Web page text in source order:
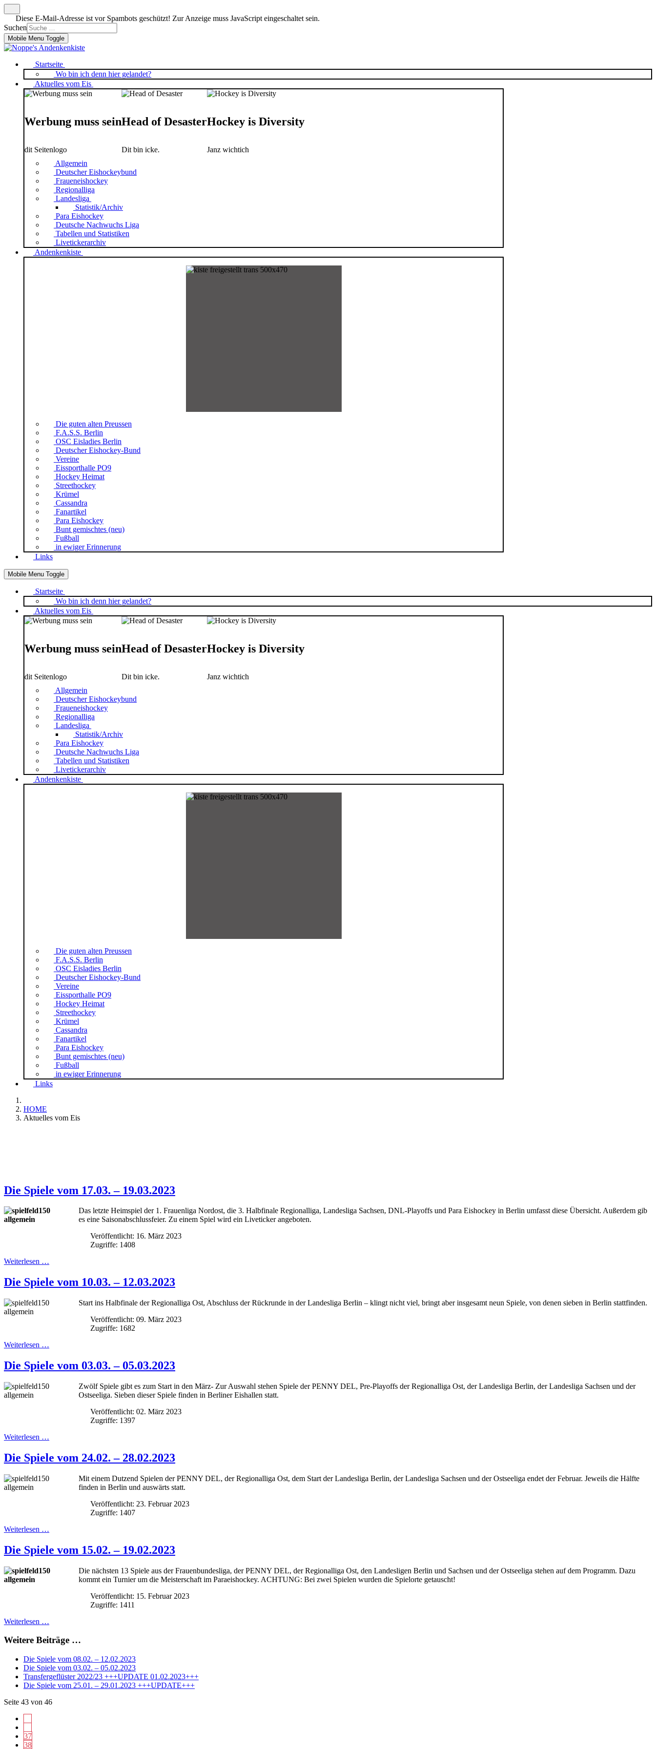
Diese E-Mail-Adresse ist vor Spambots geschützt! Zur Anzeige muss JavaScript eingeschaltet sein.
Suchen
Mobile Menu Toggle
Startseite
Wo bin ich denn hier gelandet?
Aktuelles vom Eis
Werbung muss sein
dit Seitenlogo
Head of Desaster
Dit bin icke.
Hockey is Diversity
Janz wichtich
Allgemein
Deutscher Eishockeybund
Fraueneishockey
Regionalliga
Landesliga
Statistik/Archiv
Para Eishockey
Deutsche Nachwuchs Liga
Tabellen und Statistiken
Livetickerarchiv
Andenkenkiste
Die guten alten Preussen
F.A.S.S. Berlin
OSC Eisladies Berlin
Deutscher Eishockey-Bund
Vereine
Eissporthalle PO9
Hockey Heimat
Streethockey
Krümel
Cassandra
Fanartikel
Para Eishockey
Bunt gemischtes (neu)
Fußball
in ewiger Erinnerung
Links
Mobile Menu Toggle
Startseite
Wo bin ich denn hier gelandet?
Aktuelles vom Eis
Werbung muss sein
dit Seitenlogo
Head of Desaster
Dit bin icke.
Hockey is Diversity
Janz wichtich
Allgemein
Deutscher Eishockeybund
Fraueneishockey
Regionalliga
Landesliga
Statistik/Archiv
Para Eishockey
Deutsche Nachwuchs Liga
Tabellen und Statistiken
Livetickerarchiv
Andenkenkiste
Die guten alten Preussen
F.A.S.S. Berlin
OSC Eisladies Berlin
Deutscher Eishockey-Bund
Vereine
Eissporthalle PO9
Hockey Heimat
Streethockey
Krümel
Cassandra
Fanartikel
Para Eishockey
Bunt gemischtes (neu)
Fußball
in ewiger Erinnerung
Links
HOME
Aktuelles vom Eis
Die Spiele vom 17.03. – 19.03.2023
Das letzte Heimspiel der 1. Frauenliga Nordost, die 3. Halbfinale Regionalliga, Landesliga Sachsen, DNL-Playoffs und Para Eishockey in Berlin umfasst diese Übersicht. Außerdem gib
es eine Saisonabschlussfeier. Zu einem Spiel wird ein Liveticker angeboten.
Veröffentlicht: 16. März 2023
Zugriffe: 1408
Weiterlesen …
Die Spiele vom 10.03. – 12.03.2023
Start ins Halbfinale der Regionalliga Ost, Abschluss der Rückrunde in der Landesliga Berlin – klingt nicht viel, bringt aber insgesamt neun Spiele, von denen sieben in Berlin stattfinden.
Veröffentlicht: 09. März 2023
Zugriffe: 1682
Weiterlesen …
Die Spiele vom 03.03. – 05.03.2023
Zwölf Spiele gibt es zum Start in den März- Zur Auswahl stehen Spiele der PENNY DEL, Pre-Playoffs der Regionalliga Ost, der Landesliga Berlin, der Landesliga Sachsen und der
Ostseeliga. Sieben dieser Spiele finden in Berliner Eishallen statt.
Veröffentlicht: 02. März 2023
Zugriffe: 1397
Weiterlesen …
Die Spiele vom 24.02. – 28.02.2023
Mit einem Dutzend Spielen der PENNY DEL, der Regionalliga Ost, dem Start der Landesliga Berlin, der Landesliga Sachsen und der Ostseeliga endet der Februar. Jeweils die Hälfte
finden in Berlin und auswärts statt.
Veröffentlicht: 23. Februar 2023
Zugriffe: 1407
Weiterlesen …
Die Spiele vom 15.02. – 19.02.2023
Die nächsten 13 Spiele aus der Frauenbundesliga, der PENNY DEL, der Regionalliga Ost, den Landesligen Berlin und Sachsen und der Ostseeliga stehen auf dem Programm. Dazu
kommt ein Turnier um die Meisterschaft im Paraeishockey. ACHTUNG: Bei zwei Spielen wurden die Spielorte getauscht!
Veröffentlicht: 15. Februar 2023
Zugriffe: 1411
Weiterlesen …
Weitere Beiträge …
Die Spiele vom 08.02. – 12.02.2023
Die Spiele vom 03.02. – 05.02.2023
Transfergeflüster 2022/23 +++UPDATE 01.02.2023+++
Die Spiele vom 25.01. – 29.01.2023 +++UPDATE+++
Seite 43 von 46
37
38